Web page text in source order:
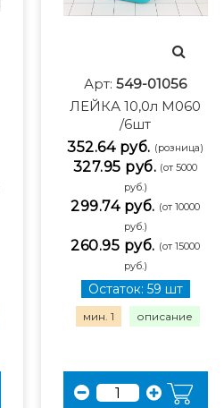
Арт:549-01056
ЛЕЙКА 10,0л М060
/6шт
352.64 руб. (розница)
327.95 руб. (от 5000
руб.)
299.74 руб. (от 10000
руб.)
260.95 руб. (от 15000
руб.)
Остаток: 59 шт
мин. 1 описание